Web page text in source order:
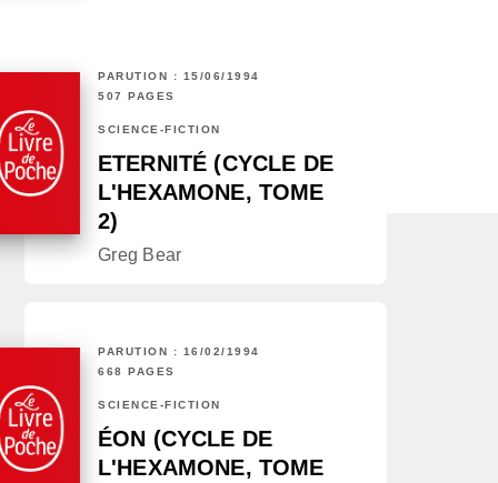
PARUTION : 15/06/1994
507 PAGES
SCIENCE-FICTION
ETERNITÉ (CYCLE DE
L'HEXAMONE, TOME
2)
Greg Bear
PARUTION : 16/02/1994
668 PAGES
SCIENCE-FICTION
ÉON (CYCLE DE
L'HEXAMONE, TOME